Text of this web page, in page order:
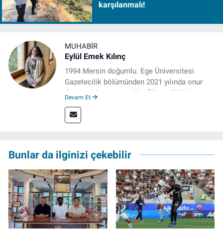
karşılanmalı!
MUHABIR
Eylül Emek Kılınç
1994 Mersin doğumlu. Ege Üniversitesi
Gazetecilik bölümünden 2021 yılında onur
derecesiyle mezun oldu. Öğrenciliğinde
deneyimin dışında kapatılana kadar Artı TV
ve TELE1 TV Ankara bürolarında editör ve
Devam Et
Bunlar da ilginizi çekebilir